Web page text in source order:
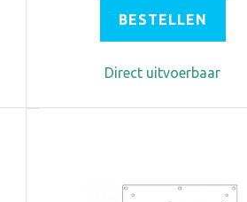
BESTELLEN
Direct uitvoerbaar